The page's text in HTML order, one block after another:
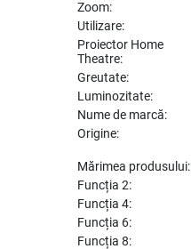
Zoom:
Utilizare:
Proiector Home
Theatre:
Greutate:
Luminozitate:
Nume de marcă:
Origine:
Mărimea produsului:
Funcția 2:
Funcția 4:
Funcția 6:
Funcția 8: